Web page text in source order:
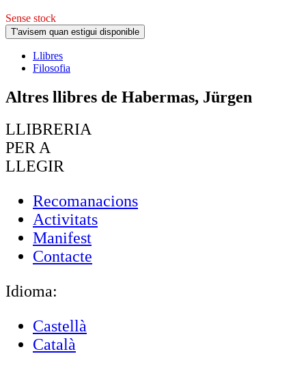
Sense stock
T'avisem quan estigui disponible
Llibres
Filosofia
Altres llibres de Habermas, Jürgen
LLIBRERIA
PER A
LLEGIR
Recomanacions
Activitats
Manifest
Contacte
Idioma:
Castellà
Català